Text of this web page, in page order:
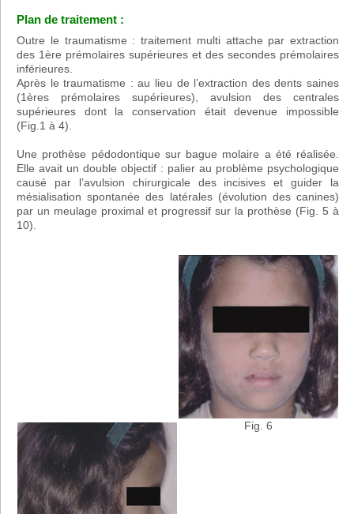
Plan de traitement :
Outre le traumatisme : traitement multi attache par extraction
des 1ère prémolaires supérieures et des secondes prémolaires
inférieures.
Après le traumatisme : au lieu de l’extraction des dents saines
(1ères prémolaires supérieures), avulsion des centrales
supérieures dont la conservation était devenue impossible
(Fig.1 à 4).
Une prothèse pédodontique sur bague molaire a été réalisée.
Elle avait un double objectif : palier au problème psychologique
causé par l’avulsion chirurgicale des incisives et guider la
mésialisation spontanée des latérales (évolution des canines)
par un meulage proximal et progressif sur la prothèse (Fig. 5 à
10).
Fig. 6